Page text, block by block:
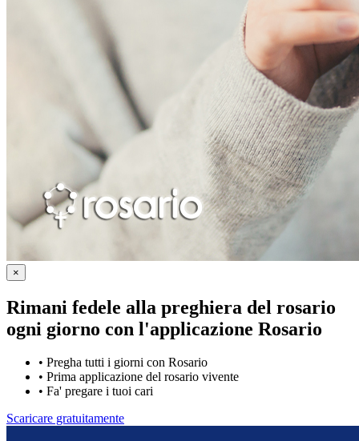
×
Rimani fedele alla preghiera del rosario
ogni giorno con l'applicazione Rosario
• Pregha tutti i giorni con Rosario
• Prima applicazione del rosario vivente
• Fa' pregare i tuoi cari
Scaricare gratuitamente